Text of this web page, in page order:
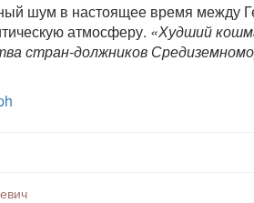
шум в настоящее время между
атмосферу. «Худший
стран-должников